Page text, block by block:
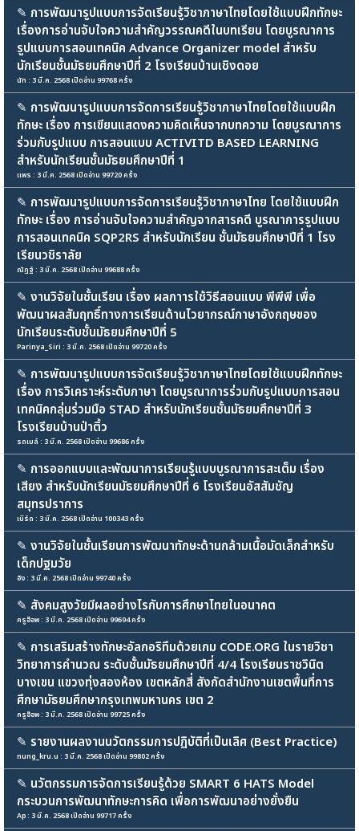
✎ การพัฒนารูปแบบการจัดเรียนรู้วิชาภาษาไทยโดยใช้แบบฝึกทักษะ
เรื่องการอ่านจับใจความสำคัญวรรณคดีในบทเรียน โดยบูรณาการ
รูปแบบการสอนเทคนิค Advance Organizer model สำหรับ
นักเรียนชั้นมัธยมศึกษาปีที่ 2 โรงเรียนบ้านเชิงดอย
นัท : 3 มี.ค. 2568 เปิดอ่าน 99768 ครั้ง
✎ การพัฒนารูปแบบการจัดการเรียนรู้วิชาภาษาไทยโดยใช้แบบฝึก
ทักษะ เรื่อง การเขียนแสดงความคิดเห็นจากบทความ โดยบูรณาการ
ร่วมกับรูปแบบ การสอนแบบ ACTIVITD BASED LEARNING
สำหรับนักเรียนชั้นมัธยมศึกษาปีที่ 1
แพร : 3 มี.ค. 2568 เปิดอ่าน 99720 ครั้ง
✎ การพัฒนารูปแบบการจัดการเรียนรู้วิชาภาษาไทย โดยใช้แบบฝึก
ทักษะ เรื่อง การอ่านจับใจความสำคัญจากสารคดี บูรณาการรูปแบบ
การสอนเทคนิค SQP2RS สำหรับนักเรียน ชั้นมัธยมศึกษาปีที่ 1 โรง
เรียนวชิราลัย
ณัฏฐ์ : 3 มี.ค. 2568 เปิดอ่าน 99688 ครั้ง
✎ งานวิจัยในชั้นเรียน เรื่อง ผลกาารใช้วิธีสอนแบบ พีพีพี เพื่อ
พัฒนาผลสัมฤทธิ์ทางการเรียนด้านไวยากรณ์ภาษาอังกฤษของ
นักเรียนระดับชั้นมัธยมศึกษาปีที่ 5
Parinya_Siri : 3 มี.ค. 2568 เปิดอ่าน 99720 ครั้ง
✎ การพัฒนารูปแบบการจัดเรียนรู้วิชาภาษาไทยโดยใช้แบบฝึกทักษะ
เรื่อง การวิเคราะห์ระดับภาษา โดยบูรณาการร่วมกับรูปแบบการสอน
เทคนิคกลุ่มร่วมมือ STAD สำหรับนักเรียนชั้นมัธยมศึกษาปีที่ 3
โรงเรียนบ้านป่าติ้ว
รถเมล์ : 3 มี.ค. 2568 เปิดอ่าน 99686 ครั้ง
✎ การออกแบบและพัฒนาการเรียนรู้แบบบูรณาการสะเต็ม เรื่อง
เสียง สำหรับนักเรียนมัธยมศึกษาปีที่ 6 โรงเรียนอัสสัมชัญ
สมุทรปราการ
เบิร์ด : 3 มี.ค. 2568 เปิดอ่าน 100343 ครั้ง
✎ งานวิจัยในชั้นเรียนการพัฒนาทักษะด้านกล้ามเนื้อมัดเล็กสำหรับ
เด็กปฐมวัย
อัง : 3 มี.ค. 2568 เปิดอ่าน 99740 ครั้ง
✎ สังคมสูงวัยมีผลอย่างไรกับการศึกษาไทยในอนาคต
ครูอ๊อพ : 3 มี.ค. 2568 เปิดอ่าน 99694 ครั้ง
✎ การเสริมสร้างทักษะอัลกอริทึมด้วยเกม CODE.ORG ในรายวิชา
วิทยาการคำนวณ ระดับชั้นมัธยมศึกษาปีที่ 4/4 โรงเรียนราชวินิต
บางเขน แขวงทุ่งสองห้อง เขตหลักสี่ สังกัดสำนักงานเขตพื้นที่การ
ศึกษามัธยมศึกษากรุงเทพมหานคร เขต 2
ครูอ๊อพ : 3 มี.ค. 2568 เปิดอ่าน 99725 ครั้ง
✎ รายงานผลงานนวัตกรรมการปฏิบัติที่เป็นเลิศ (Best Practice)
nung_kru.u : 3 มี.ค. 2568 เปิดอ่าน 99802 ครั้ง
✎ นวัตกรรมการจัดการเรียนรู้ด้วย SMART 6 HATS Model
กระบวนการพัฒนาทักษะการคิด เพื่อการพัฒนาอย่างยั่งยืน
Ap : 3 มี.ค. 2568 เปิดอ่าน 99717 ครั้ง